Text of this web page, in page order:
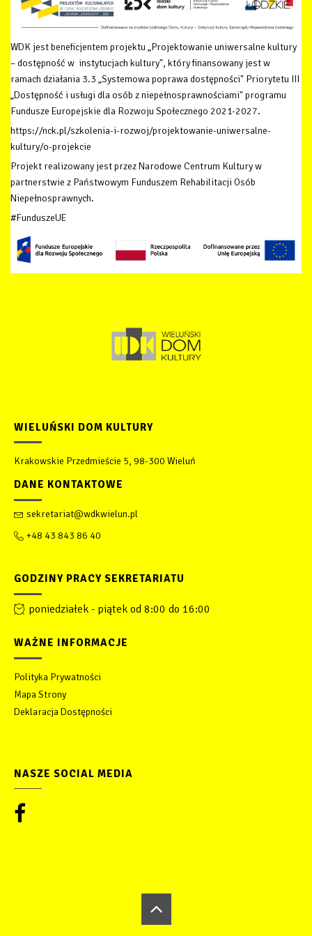
WDK jest beneficjentem projektu „Projektowanie uniwersalne kultury
– dostępność w instytucjach kultury", który finansowany jest w
ramach działania 3.3 „Systemowa poprawa dostępności" Priorytetu III
„Dostępność i usługi dla osób z niepełnosprawnościami" programu
Fundusze Europejskie dla Rozwoju Społecznego 2021-2027.
https://nck.pl/szkolenia-i-rozwoj/projektowanie-uniwersalne-
kultury/o-projekcie
Projekt realizowany jest przez Narodowe Centrum Kultury w
partnerstwie z Państwowym Funduszem Rehabilitacji Osób
Niepełnosprawnych.
#FunduszeUE
WIELUŃSKI DOM KULTURY
Krakowskie Przedmieście 5, 98-300 Wieluń
DANE KONTAKTOWE
sekretariat@wdkwielun.pl
+48 43 843 86 40
GODZINY PRACY SEKRETARIATU
poniedziałek - piątek od 8:00 do 16:00
WAŻNE INFORMACJE
Polityka Prywatności
Mapa Strony
Deklaracja Dostępności
NASZE SOCIAL MEDIA